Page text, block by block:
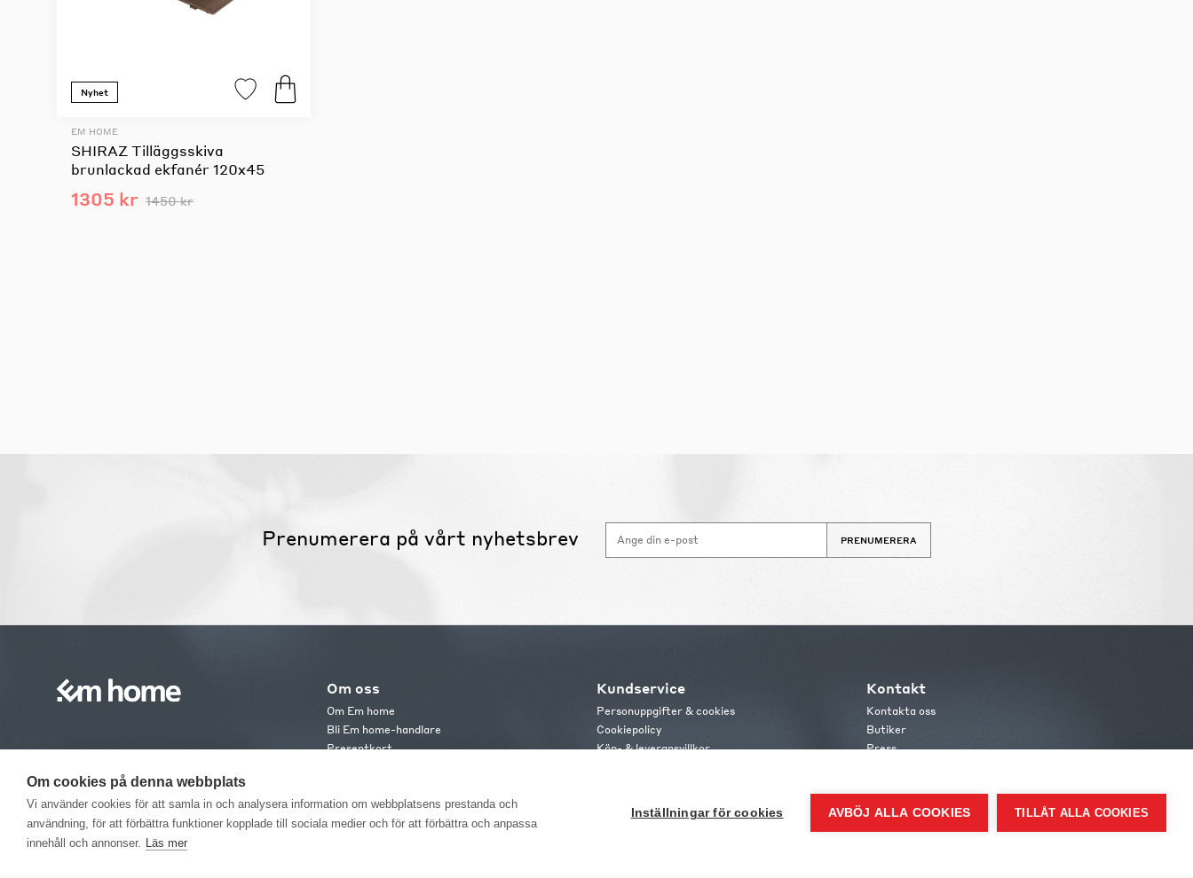
Nyhet
EM HOME
SHIRAZ Tilläggsskiva
brunlackad ekfanér 120x45
1305 kr 1450 kr
Prenumerera på vårt nyhetsbrev PRENUMERERA
Om oss
Om Em home
Bli Em home-handlare
Presentkort
Medlemsvillkor
Kundservice
Personuppgifter & cookies
Cookiepolicy
Köp- & leveransvillkor
Kontakt
Kontakta oss
Butiker
Press
Om cookies på denna webbplats
Vi använder cookies för att samla in och analysera information om webbplatsens prestanda och
användning, för att förbättra funktioner kopplade till sociala medier och för att förbättra och anpassa
innehåll och annonser. Läs mer
Inställningar för cookies AVBÖJ ALLA COOKIES TILLÅT ALLA COOKIES